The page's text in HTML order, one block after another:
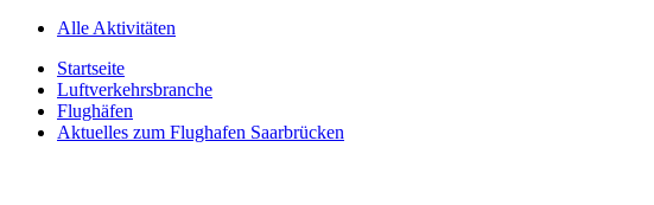
Alle Aktivitäten
Startseite
Luftverkehrsbranche
Flughäfen
Aktuelles zum Flughafen Saarbrücken